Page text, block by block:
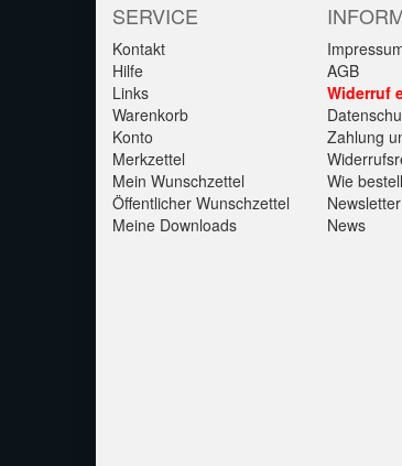
SERVICE
Kontakt
Hilfe
Links
Warenkorb
Konto
Merkzettel
Mein Wunschzettel
Öffentlicher Wunschzettel
Meine Downloads
AGB
Widerruf
Zahlung
Wie
Newsletter
News